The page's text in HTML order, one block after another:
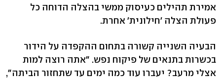
אמירת תהילים כעיסוק ממשי בהצלה הדוחה כל
פעולת הצלה 'חילונית' אחרת.
הבעיה השנייה קשורה בתחום ההקפדה על הידור
בכשרות בתנאים של פיקוח נפש. "אתה רוצה למות
אצלי מרעב? יעברו עוד כמה ימים עד שתחזור הביתה",